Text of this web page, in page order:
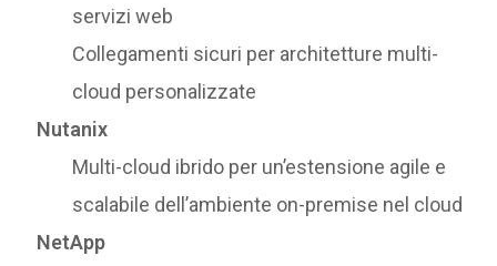
servizi web
Collegamenti sicuri per architetture multi-
cloud personalizzate
Nutanix
Multi-cloud ibrido per un’estensione agile e
scalabile dell’ambiente on-premise nel cloud
NetApp